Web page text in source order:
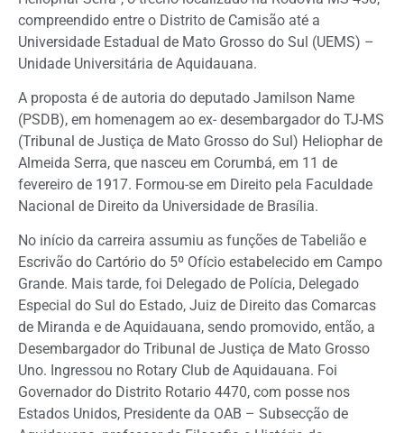
compreendido entre o Distrito de Camisão até a
Universidade Estadual de Mato Grosso do Sul (UEMS) –
Unidade Universitária de Aquidauana.
A proposta é de autoria do deputado Jamilson Name
(PSDB), em homenagem ao ex- desembargador do TJ-MS
(Tribunal de Justiça de Mato Grosso do Sul) Heliophar de
Almeida Serra, que nasceu em Corumbá, em 11 de
fevereiro de 1917. Formou-se em Direito pela Faculdade
Nacional de Direito da Universidade de Brasília.
No início da carreira assumiu as funções de Tabelião e
Escrivão do Cartório do 5º Ofício estabelecido em Campo
Grande. Mais tarde, foi Delegado de Polícia, Delegado
Especial do Sul do Estado, Juiz de Direito das Comarcas
de Miranda e de Aquidauana, sendo promovido, então, a
Desembargador do Tribunal de Justiça de Mato Grosso
Uno. Ingressou no Rotary Club de Aquidauana. Foi
Governador do Distrito Rotario 4470, com posse nos
Estados Unidos, Presidente da OAB – Subsecção de